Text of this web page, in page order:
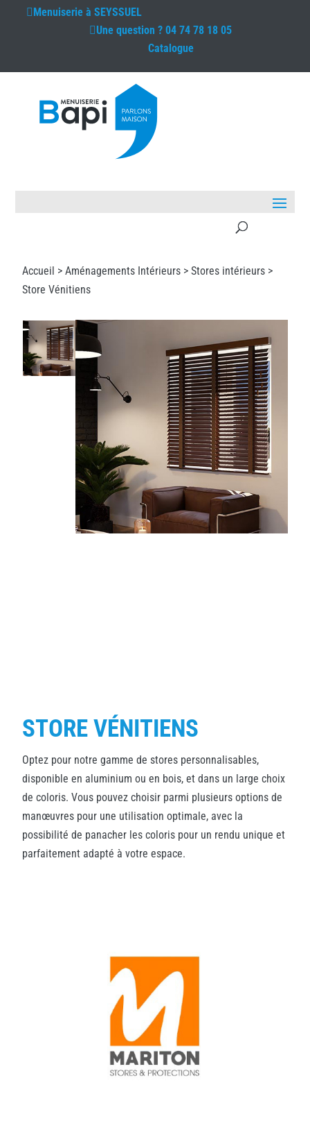
Menuiserie àSEYSSUEL
Une question ? 04 74 78 18 05
Catalogue
Accueil > Aménagements Intérieurs > Stores intérieurs >
Store Vénitiens
STORE VÉNITIENS
Optez pour notre gamme de stores personnalisables,
disponible en aluminium ou en bois, et dans un large choix
de coloris. Vous pouvez choisir parmi plusieurs options de
manœuvres pour une utilisation optimale, avec la
possibilité de panacher les coloris pour un rendu unique et
parfaitement adapté à votre espace.